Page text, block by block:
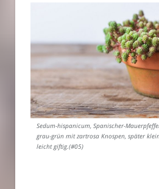
Sedum-hispanicum, Spanischer-
grau-grün mit zartrosa Knospen, später
leicht giftig.(#05)